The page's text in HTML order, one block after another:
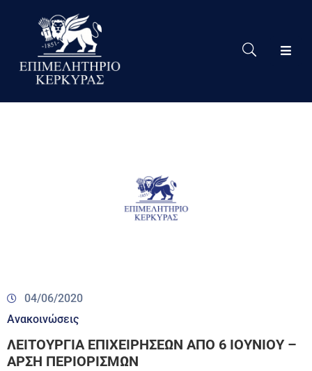
Το
Eπιμελητήριο
04/06/2020
Ανακοινώσεις
ΛΕΙΤΟΥΡΓΙΑ ΕΠΙΧΕΙΡΗΣΕΩΝ ΑΠΟ 6 ΙΟΥΝΙΟΥ –
ΑΡΣΗ ΠΕΡΙΟΡΙΣΜΩΝ